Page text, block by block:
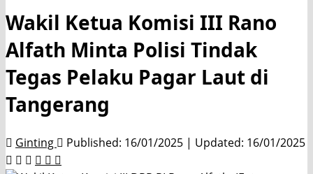
Wakil Ketua Komisi III Rano
Alfath Minta Polisi Tindak
Tegas Pelaku Pagar Laut di
Tangerang
Ginting Published: 16/01/2025 | Updated: 16/01/2025